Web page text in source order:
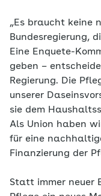
„Es braucht keine
Bundesregierung,
Eine Enquete-
geben –
Regierung. Die
unserer
sie dem
Als Union haben
für eine
Finanzierung der
Statt immer neuer